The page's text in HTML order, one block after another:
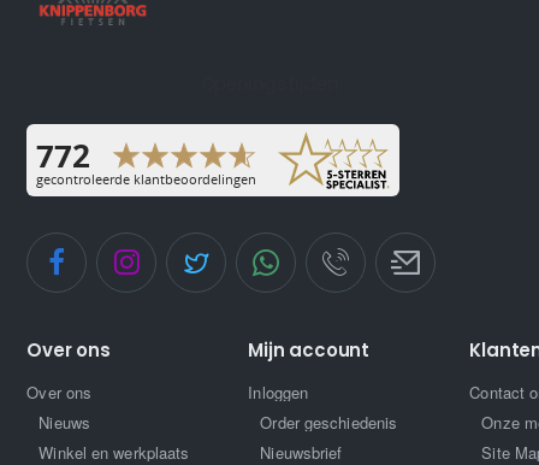
Over ons
Over ons
Nieuws
Winkel en werkplaats
Mijn account
Inloggen
Order geschiedenis
Nieuwsbrief
Contact
Onze
Site